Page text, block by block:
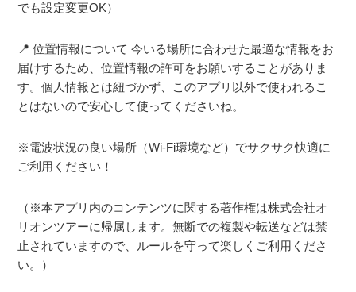
でも設定変更OK）
📍 位置情報について 今いる場所に合わせた最適な情報をお
届けするため、位置情報の許可をお願いすることがありま
す。個人情報とは紐づかず、このアプリ以外で使われるこ
とはないので安心して使ってくださいね。
※電波状況の良い場所（Wi-Fi環境など）でサクサク快適に
ご利用ください！
（※本アプリ内のコンテンツに関する著作権は株式会社オ
リオンツアーに帰属します。無断での複製や転送などは禁
止されていますので、ルールを守って楽しくご利用くださ
い。）